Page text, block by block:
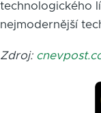
technologického
nejmodernější
Zdroj: